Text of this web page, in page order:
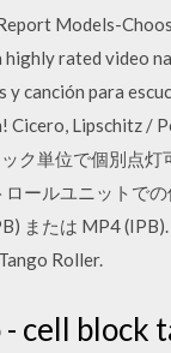
Models-
highly rated video
y canción para
Cicero, Lipschitz /
ク単位で個別点灯
ロールユニットで
または MP4
Roller.
- cell block